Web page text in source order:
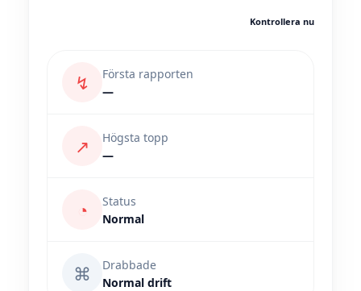
Kontrollera nu
↯
Första rapporten
—
↗
Högsta topp
—
◔
Status
Normal
⌘
Drabbade
Normal drift